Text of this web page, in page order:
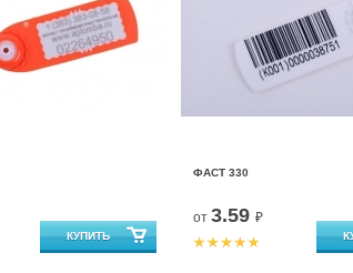
ФАСТ 330
от 3.59 ₽